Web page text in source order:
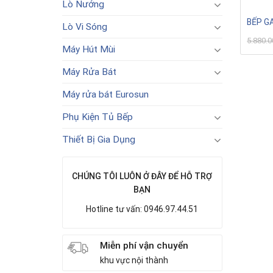
Lò Nướng
Lò Vi Sóng
Máy Hút Mùi
Máy Rửa Bát
Máy rửa bát Eurosun
Phụ Kiện Tủ Bếp
Thiết Bị Gia Dụng
CHÚNG TÔI LUÔN Ở ĐÂY ĐỂ HỖ TRỢ
BẠN
Hotline tư vấn: 0946.97.44.51
Miễn phí vận chuyển
khu vực nội thành
BẾP